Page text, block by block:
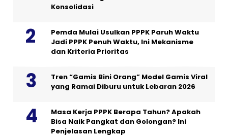
Konsolidasi
Pemda Mulai Usulkan PPPK Paruh Waktu
Jadi PPPK Penuh Waktu, Ini Mekanisme
dan Kriteria Prioritas
Tren “Gamis Bini Orang” Model Gamis Viral
yang Ramai Diburu untuk Lebaran 2026
Masa Kerja PPPK Berapa Tahun? Apakah
Bisa Naik Pangkat dan Golongan? Ini
Penjelasan Lengkap